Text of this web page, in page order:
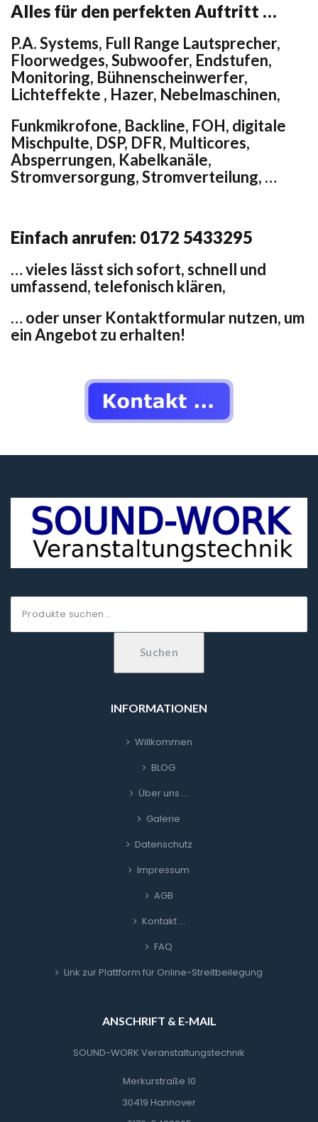
Alles für den perfekten Auftritt …
P.A. Systems, Full Range Lautsprecher,
Floorwedges, Subwoofer, Endstufen,
Monitoring, Bühnenscheinwerfer,
Lichteffekte , Hazer, Nebelmaschinen,
Funkmikrofone, Backline, FOH, digitale
Mischpulte, DSP, DFR, Multicores,
Absperrungen, Kabelkanäle,
Stromversorgung, Stromverteilung, …
Einfach anrufen: 0172 5433295
… vieles lässt sich sofort, schnell und
umfassend, telefonisch klären,
… oder unser Kontaktformular nutzen, um
ein Angebot zu erhalten!
Suchen
INFORMATIONEN
Willkommen
BLOG
Über uns …
Galerie
Datenschutz
Impressum
AGB
Kontakt …
FAQ
Link zur Plattform für Online-Streitbeilegung
ANSCHRIFT & E-MAIL
SOUND-WORK Veranstaltungstechnik
Merkurstraße 10
30419 Hannover